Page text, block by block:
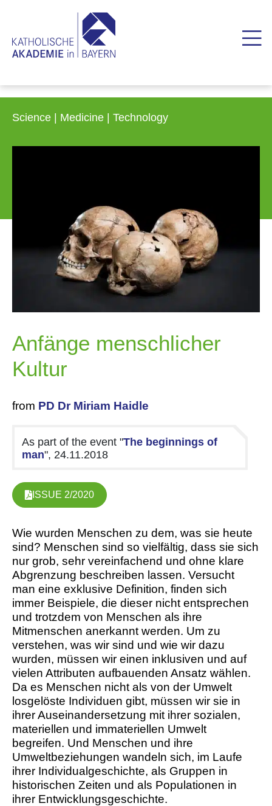
Science | Medicine | Technology
Anfänge menschlicher
Kultur
from PD Dr Miriam Haidle
As part of the event "The beginnings of
man", 24.11.2018
ISSUE 2/2020
Wie wurden Menschen zu dem, was sie heute
sind? Menschen sind so vielfältig, dass sie sich
nur grob, sehr vereinfachend und ohne klare
Abgrenzung beschreiben lassen. Versucht
man eine exklusive Definition, finden sich
immer Beispiele, die dieser nicht entsprechen
und trotzdem von Menschen als ihre
Mitmenschen anerkannt werden. Um zu
verstehen, was wir sind und wie wir dazu
wurden, müssen wir einen inklusiven und auf
vielen Attributen aufbauenden Ansatz wählen.
Da es Menschen nicht als von der Umwelt
losgelöste Individuen gibt, müssen wir sie in
ihrer Auseinandersetzung mit ihrer sozialen,
materiellen und immateriellen Umwelt
begreifen. Und Menschen und ihre
Umweltbeziehungen wandeln sich, im Laufe
ihrer Individualgeschichte, als Gruppen in
historischen Zeiten und als Populationen in
ihrer Entwicklungsgeschichte.